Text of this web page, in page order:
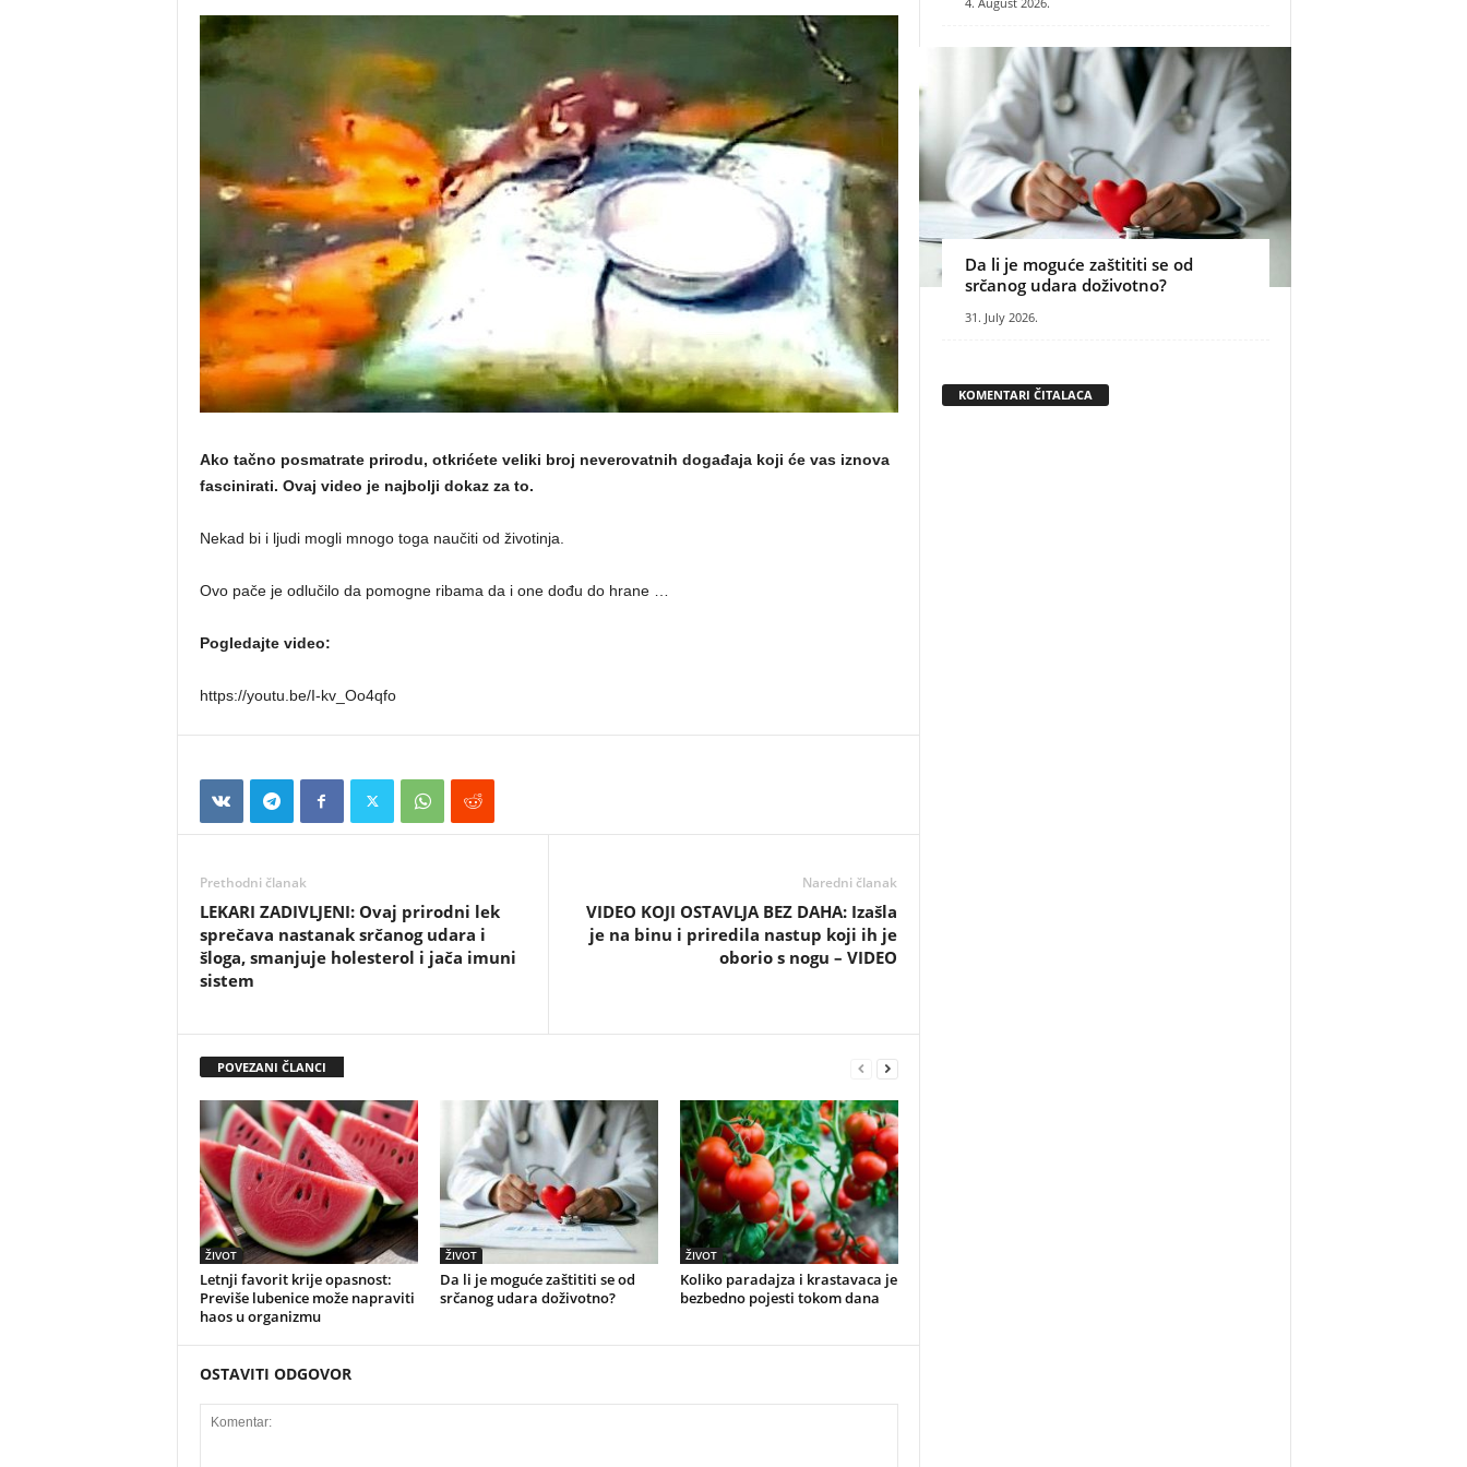
Ako tačno posmatrate prirodu, otkrićete veliki broj neverovatnih događaja koji će vas iznova
fascinirati. Ovaj video je najbolji dokaz za to.
Nekad bi i ljudi mogli mnogo toga naučiti od životinja.
Ovo pače je odlučilo da pomogne ribama da i one dođu do hrane …
Pogledajte video:
https://youtu.be/I-kv_Oo4qfo
Prethodni članak
LEKARI ZADIVLJENI: Ovaj prirodni lek
sprečava nastanak srčanog udara i
šloga, smanjuje holesterol i jača imuni
sistem
Naredni članak
VIDEO KOJI OSTAVLJA BEZ DAHA: Izašla
je na binu i priredila nastup koji ih je
oborio s nogu – VIDEO
POVEZANI ČLANCI
ŽIVOT
Letnji favorit krije opasnost:
Previše lubenice može napraviti
haos u organizmu
ŽIVOT
Da li je moguće zaštititi se od
srčanog udara doživotno?
ŽIVOT
Koliko paradajza i krastavaca je
bezbedno pojesti tokom dana
OSTAVITI ODGOVOR
Da li je moguće zaštititi se od
srčanog udara doživotno?
31. July 2026.
KOMENTARI ČITALACA